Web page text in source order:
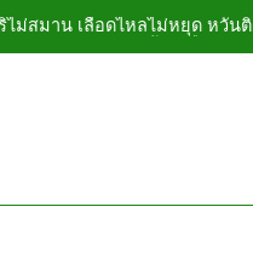
ม่สมาน เลือดไหลไม่หยุด หวั่นติ
ยา ผ่านงบ 5.7 ล้าน ปรับ ห้อง
ม่สมาน เลือดไหลไม่หยุด หวั่นติ